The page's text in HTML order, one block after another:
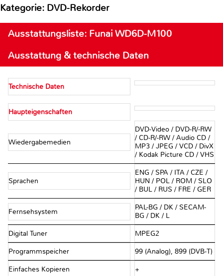
Kategorie: DVD-Rekorder
Ausstattungsliste: Funai WD6D-M100
Ausstattung & technische Daten
Technische Daten
Haupteigenschaften
Wiedergabemedien
DVD-Video / DVD-R/-RW
/ CD-R/-RW / Audio CD /
MP3 / JPEG / VCD / DivX
/ Kodak Picture CD / VHS
Sprachen
ENG / SPA / ITA / CZE /
HUN / POL / ROM / SLO
/ BUL / RUS / FRE / GER
Fernsehsystem
PAL-BG / DK / SECAM-
BG / DK / L
Digital Tuner MPEG2
Programmspeicher 99 (Analog), 899 (DVB-T)
Einfaches Kopieren +